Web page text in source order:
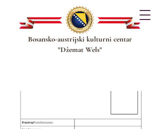
Bosansko-austrijski kulturni centar
"Džemat Wels"